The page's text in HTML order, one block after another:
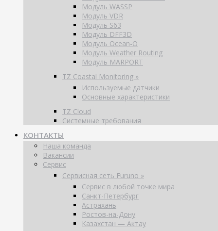
Модуль WASSP
Модуль VDR
Модуль S63
Модуль DFF3D
Модуль Ocean-O
Модуль Weather Routing
Модуль MARPORT
TZ Coastal Monitoring »
Используемые датчики
Основные характеристики
TZ Cloud
Системные требования
КОНТАКТЫ
Наша команда
Вакансии
Сервис
Сервисная сеть Furuno »
Сервис в любой точке мира
Санкт-Петербург
Астрахань
Ростов-на-Дону
Казахстан — Актау